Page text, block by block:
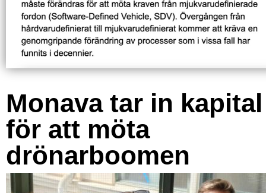
Monava tar in kapital
för att möta
drönarboomen